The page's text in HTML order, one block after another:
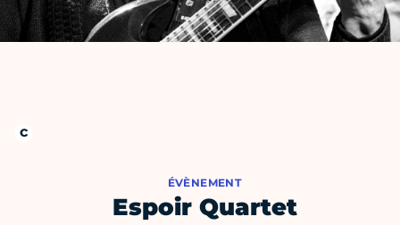
ÉVÈNEMENT
Espoir Quartet